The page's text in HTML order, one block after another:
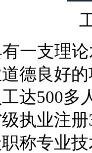
一支理论
德良好
达500多
执业注
称专业